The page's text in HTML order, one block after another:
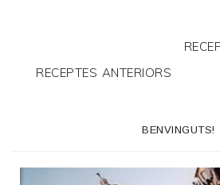
RECEPTES ANTERIORS
BENVINGUTS!